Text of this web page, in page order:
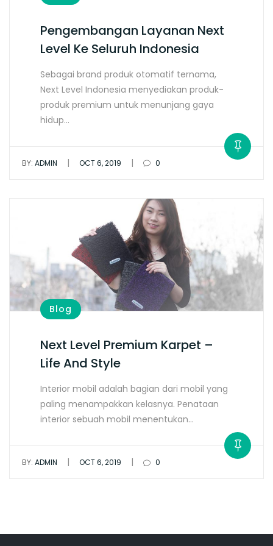
Pengembangan Layanan Next
Level Ke Seluruh Indonesia
Sebagai brand produk otomatif ternama,
Next Level Indonesia menyediakan produk-
produk premium untuk menunjang gaya
hidup…
BY: ADMIN | OCT 6, 2019 | 0
Blog
Next Level Premium Karpet –
Life And Style
Interior mobil adalah bagian dari mobil yang
paling menampakkan kelasnya. Penataan
interior sebuah mobil menentukan…
BY: ADMIN | OCT 6, 2019 | 0